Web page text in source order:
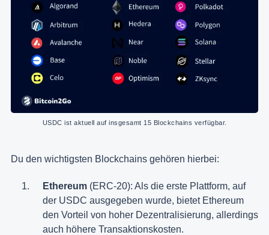
USDC ist aktuell auf insgesamt 15 Blockchains verfügbar.
Du den wichtigsten Blockchains gehören hierbei:
Ethereum (ERC-20): Als die erste Plattform, auf
der USDC ausgegeben wurde, bietet Ethereum
den Vorteil von hoher Dezentralisierung, allerdings
auch höhere Transaktionskosten.